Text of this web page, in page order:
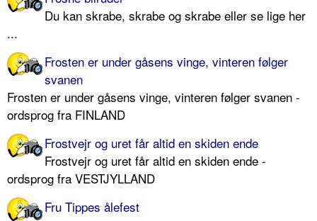
Du kan skrabe, skrabe og skrabe eller se lige her
...
Frosten er under gåsens vinge, vinteren følger
svanen
Frosten er under gåsens vinge, vinteren følger svanen -
ordsprog fra FINLAND
Frostvejr og uret får altid en skiden ende
Frostvejr og uret får altid en skiden ende -
ordsprog fra VESTJYLLAND
Fru Tippes ålefest